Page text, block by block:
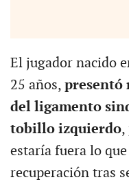
El jugador nacido
25 años, presentó
del ligamento
tobillo izquierdo,
estaría fuera lo
recuperación tras